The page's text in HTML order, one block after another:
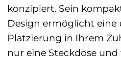
konzipiert. Sein
Design ermöglicht eine
Platzierung in Ihrem
nur eine Steckdose